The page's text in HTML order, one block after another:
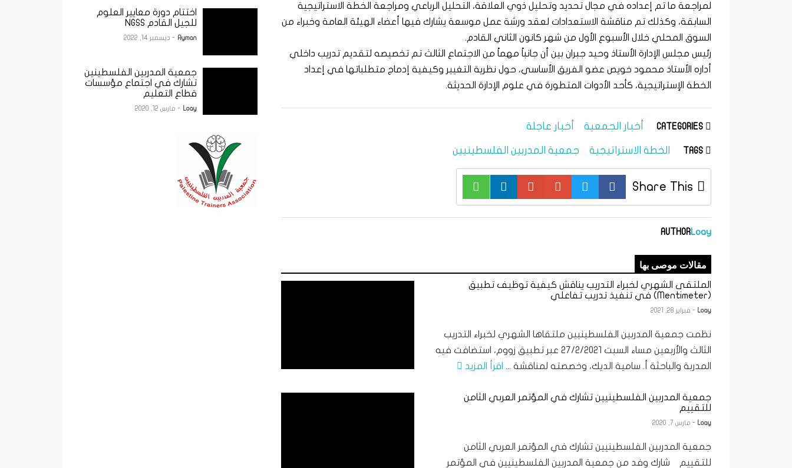
لمراجعة ما تم إعداده في مجال تحديد وتحليل ذوي العلاقة، التحليل الرباعي ومراجعة الخطة الاستراتيجية
السابقة، وكذلك تم مناقشة الاستعدادات لعقد ورشة عمل موسعة يشارك فيها أعضاء الهيئة العامة وخبراء من
السوق المحلي خلال الأسبوع الأول من شهر كانون الثاني القادم.
رئيس مجلس الإدارة الأستاذ وحيد جبران بين أن جانباً مهماً من الاجتماع الثالث تم تخصيصه لتقديم تدريب داخلي
أداره الأستاذ محمود خويص عضو الفريق الأساسي، حول نظرية التغيير وكيفية إدماج متطلباتها في إعداد
الخطة الإستراتيجية، كأحد الأدوات المتطورة في علوم الإدارة الحديثة.
أخبار الجمعية أخبار عاجلة
الخطة الاستراتيجية جمعية المدربين الفلسطينيين
AUTHORLoay
مقالات موصى بها
الملتقى الشهري لخبراء التدريب يناقش كيفية توظيف تطبيق
(Mentimeter) في تنفيذ تدريب تفاعلي
Loay - فبراير 28, 2021
نظمت جمعية المدربين الفلسطينيين ملتقاها الشهري لخبراء التدريب
الثالث والأربعين مساء السبت 27/2/2021 عبر تطبيق زووم، استضافت فيه
المدربة والباحثة أ. سامية الديك، وخصصته لمناقشة ... اقرأ المزيد
جمعية المدربين الفلسطينيين تشارك في المؤتمر العربي الثامن
للتقييم
Loay - مارس 7, 2020
جمعية المدربين الفلسطينيين تشارك في المؤتمر العربي الثامن
للتقييم شارك وفد من جمعية المدربين الفلسطينيين في المؤتمر
اختتام دورة معايير العلوم
للجيل القادم NGSS
Ayman - ديسمبر 14, 2022
جمعية المدربين الفلسطينين
تشارك في اجتماع مؤسسات
قطاع التعليم
Loay - مارس 12, 2020